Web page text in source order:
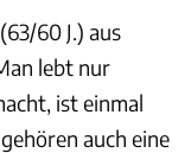
(63/60 J.) aus
lebt nur
ist einmal
auch eine